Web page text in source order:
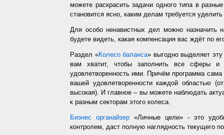
можете раскрасить задачи одного типа в
становится ясно, каким делам требуется
Для особо ненавистных дел можно назначить
будете видеть, какая компенсация вас ждёт по
Раздел «Колесо баланса» выгодно выделяет
вам хватит, чтобы заполнить все сферы и
удовлетворенность ими. Причём программа
вашей удовлетворенности каждой областью
высокая). И главное – вы можете наблюдать
к разным секторам этого колеса.
Бизнес органайзер «Личные цели» - это
контролем, даст полную наглядность текущего